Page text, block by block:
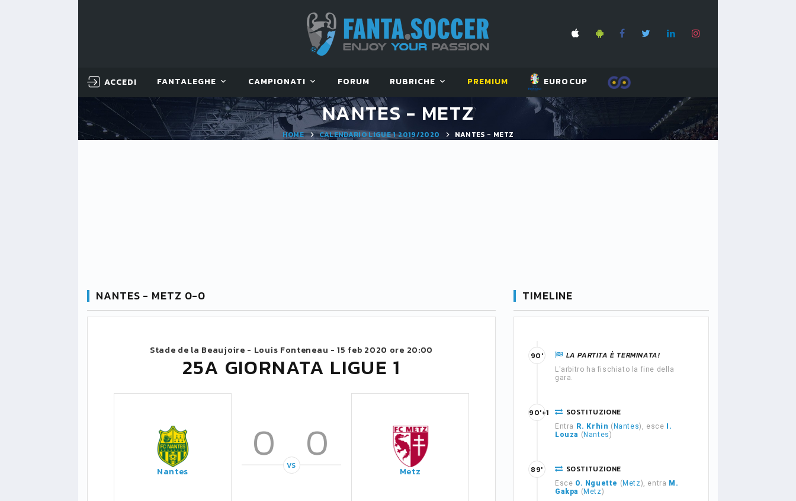
ACCEDI FANTALEGHE CAMPIONATI FORUM RUBRICHE PREMIUM EUROCUP
NANTES - METZ
HOME CALENDARIO LIGUE 1 2019/2020 NANTES - METZ
NANTES - METZ 0-0
Stade de la Beaujoire - Louis Fonteneau -15 feb 2020 ore 20:00
25A GIORNATA LIGUE 1
Nantes
0 0
VS Metz
TIMELINE
LA PARTITA È TERMINATA!
L'arbitro ha fischiato la fine della
gara.
90'
SOSTITUZIONE
Entra R. Krhin ( Nantes), esce
I.
Louza ( Nantes)
90'+1
SOSTITUZIONE
Esce O. Nguette ( Metz), entra M.
Gakpa ( Metz)
89'